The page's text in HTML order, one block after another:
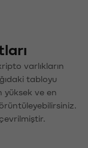
varlıkların
tabloyu
yüksek ve en